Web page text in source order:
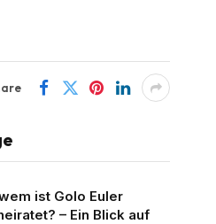
ist Golo Euler
– Ein Blick auf